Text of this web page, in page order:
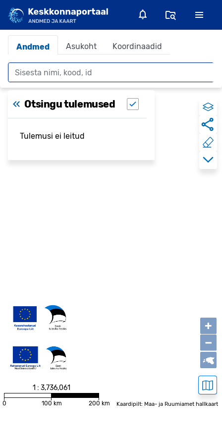
Andmed Asukoht Koordinaadid
Otsing
Otsingu tulemused
Tulemusi ei leitud
+
−
Kaardipilt: Maa- ja Ruumiamet hallkaart
1 : 3,736,061
0 100 km 200 km